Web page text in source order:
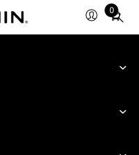
0
Total